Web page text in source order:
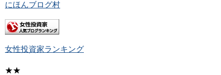
にほんブログ村
女性投資家ランキング
★★